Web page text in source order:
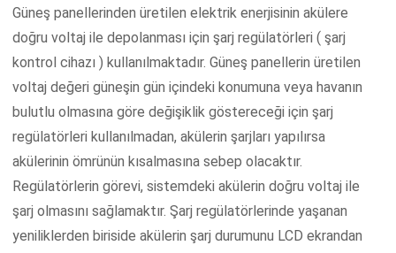
Güneş panellerinden üretilen elektrik enerjisinin akülere
doğru voltaj ile depolanması için şarj regülatörleri ( şarj
kontrol cihazı ) kullanılmaktadır. Güneş panellerin üretilen
voltaj değeri güneşin gün içindeki konumuna veya havanın
bulutlu olmasına göre değişiklik göstereceği için şarj
regülatörleri kullanılmadan, akülerin şarjları yapılırsa
akülerinin ömrünün kısalmasına sebep olacaktır.
Regülatörlerin görevi, sistemdeki akülerin doğru voltaj ile
şarj olmasını sağlamaktır. Şarj regülatörlerinde yaşanan
yeniliklerden biriside akülerin şarj durumunu LCD ekrandan